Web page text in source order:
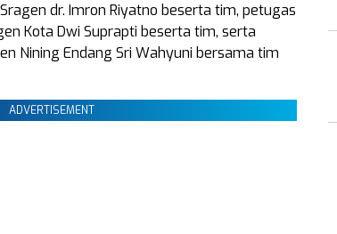
dr. Imron Riyatno beserta tim, petugas
Kota Dwi Suprapti beserta tim, serta
Nining Endang Sri Wahyuni bersama tim
ADVERTISEMENT